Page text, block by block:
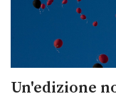
Un'edizione